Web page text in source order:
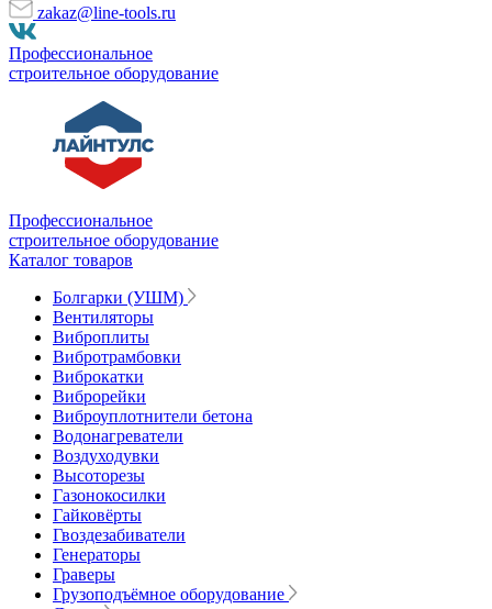
zakaz@line-tools.ru
Профессиональное
строительное оборудование
Профессиональное
строительное оборудование
Каталог товаров
Болгарки (УШМ)
Вентиляторы
Виброплиты
Вибротрамбовки
Виброкатки
Виброрейки
Виброуплотнители бетона
Водонагреватели
Воздуходувки
Высоторезы
Газонокосилки
Гайковёрты
Гвоздезабиватели
Генераторы
Граверы
Грузоподъёмное оборудование